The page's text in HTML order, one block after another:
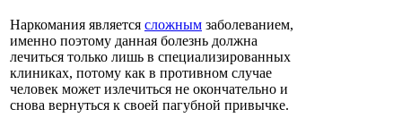
Наркомания является сложным заболеванием,
именно поэтому данная болезнь должна
лечиться только лишь в специализированных
клиниках, потому как в противном случае
человек может излечиться не окончательно и
снова вернуться к своей пагубной привычке.